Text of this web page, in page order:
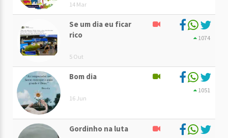
14 Mar
Se um dia eu ficar
rico
5 Out
1074
Bom dia
16 Jun
1051
Gordinho na luta